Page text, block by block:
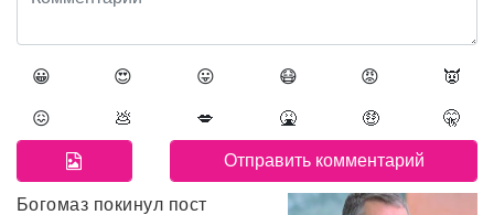
😀 😍 😛 😷 😡 👿
😖 💩 💋 🤮 🤑 🤫
Богомаз покинул пост